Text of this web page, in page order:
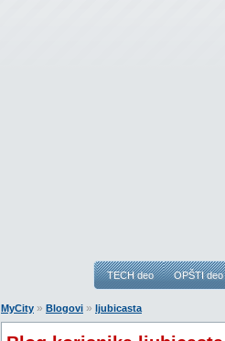
TECH deo OPŠTI deo
MyCity » Blogovi » ljubicasta